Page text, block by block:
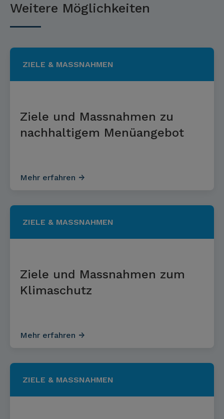
Weitere Möglichkeiten
ZIELE & MASSNAHMEN
Ziele und Massnahmen zu
nachhaltigem Menüangebot
Mehr erfahren
ZIELE & MASSNAHMEN
Ziele und Mass­nahmen zum
Klima­schutz
Mehr erfahren
ZIELE & MASSNAHMEN